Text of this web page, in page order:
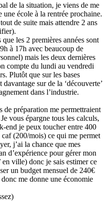
de la situation, je viens de me
école à la rentrée prochaine.
de suite mais attendre 2 ans
les 2 premières années sont
à 17h avec beaucoup de
mais les deux dernières
compte du lundi au vendredi
Plutôt que sur les bases
sur de la ‘découverte’
dans l’industrie.
de préparation me permettraient
vous épargne tous les calculs,
end je peux toucher entre 400
(200/mois) ce qui me permet
j’ai la chance que mes
d’expérience pour gérer mon
en ville) donc je sais estimer ce
un budget mensuel de 240€
me donne une économie